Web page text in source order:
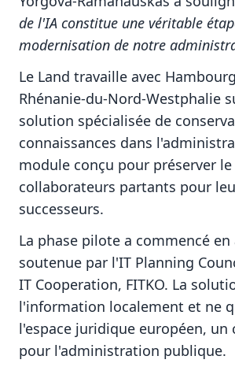
de l'IA constitue une véritable
modernisation de notre
Le Land travaille avec
Rhénanie-du-Nord-Westphalie
solution spécialisée de
connaissances dans
module conçu pour préserver le
collaborateurs partants pour
successeurs.
La phase pilote a commencé en
soutenue par l'IT Planning
IT Cooperation, FITKO. La
l'information localement et ne
l'espace juridique européen, un
pour l'administration publique.